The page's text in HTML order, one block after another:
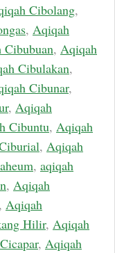
Cibolang,
, Aqiqah
Cibubuan, Aqiqah
Cibulakan,
Cibunar,
, Aqiqah
Cibuntu, Aqiqah
, Aqiqah
, aqiqah
, Aqiqah
, Aqiqah
Hilir, Aqiqah
, Aqiqah